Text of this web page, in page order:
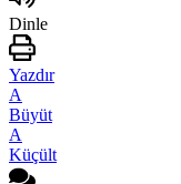
Dinle
Yazdır
A
Büyüt
A
Küçült